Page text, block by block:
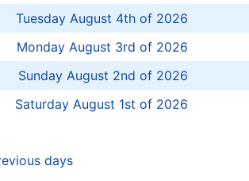
Tuesday August 4th of 2026
Monday August 3rd of 2026
Sunday August 2nd of 2026
Saturday August 1st of 2026
days